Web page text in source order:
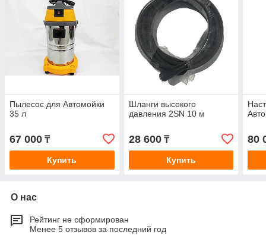
Пылесос для Автомойки
35 л
67 000 ₸
Купить
Шланги высокого
давления 2SN 10 м
28 600₸
Купить
80
О нас
Рейтинг не сформирован
Менее 5 отзывов за последний год